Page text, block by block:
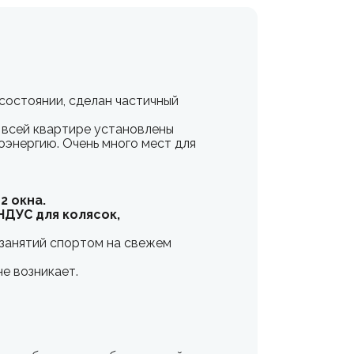
сделан частичный
квартире установлены
Очень много мест для
окна.
для колясок,
спортом на свежем
возникает.